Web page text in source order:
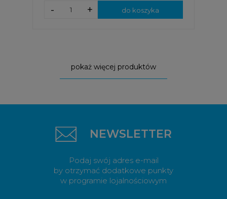
+
- do koszyka
pokaż więcej produktów
NEWSLETTER
Podaj swój adres e-mail
by otrzymać dodatkowe punkty
w programie lojalnościowym